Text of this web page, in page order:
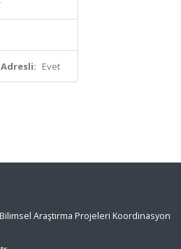
Evet
Araştırma Projeleri Koordinasyon